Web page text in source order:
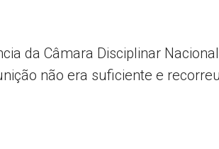
da Câmara Disciplinar
não era suficiente e